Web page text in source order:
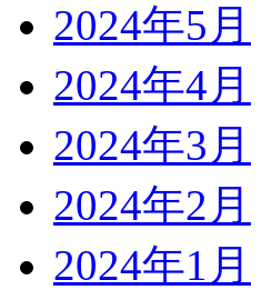
2024年5月
2024年4月
2024年3月
2024年2月
2024年1月